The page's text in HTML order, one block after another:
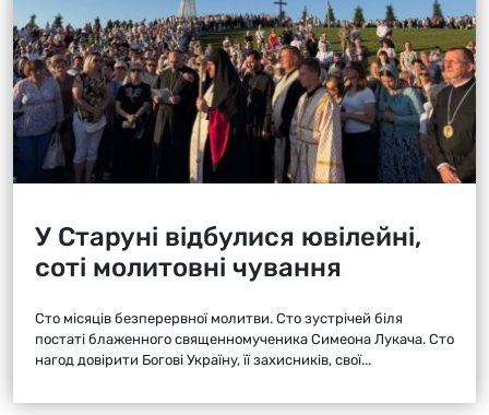
У Старуні відбулися ювілейні,
соті молитовні чування
Сто місяців безперервної молитви. Сто зустрічей біля
постаті блаженного священномученика Симеона Лукача. Сто
нагод довірити Богові Україну, її захисників, свої...